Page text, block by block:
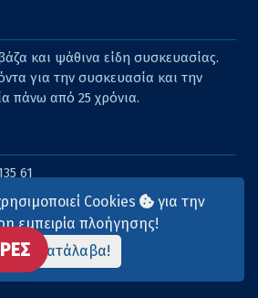
και ψάθινα είδη συσκευασίας.
για την συσκευασία και την
πάνω από 25 χρόνια.
61
Cookies
για την
εμπειρία πλοήγησης!
Το κατάλαβα!